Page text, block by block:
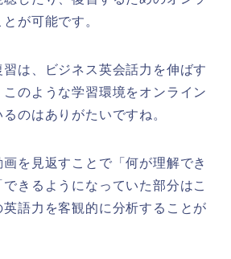
が可能です。
は、ビジネス英会話力を伸ばす
このような学習環境をオンライン
のはありがたいですね。
を見返すことで「何が理解でき
きるようになっていた部分はこ
語力を客観的に分析することが